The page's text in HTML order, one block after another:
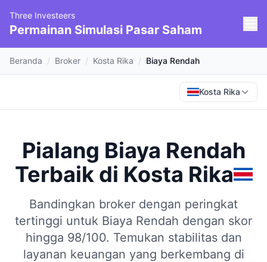
Three Investeers
Permainan Simulasi Pasar Saham
Beranda / Broker / Kosta Rika / Biaya Rendah
Kosta Rika
Pialang Biaya Rendah
Terbaikdi Kosta Rika
Bandingkan broker dengan peringkat
tertinggi untuk Biaya Rendah dengan skor
hingga 98/100. Temukan stabilitas dan
layanan keuangan yang berkembang di